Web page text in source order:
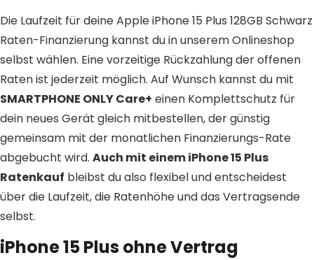
Die Laufzeit für deine Apple iPhone 15 Plus 128GB Schwarz
Raten-Finanzierung kannst du in unserem Onlineshop
selbst wählen. Eine vorzeitige Rückzahlung der offenen
Raten ist jederzeit möglich. Auf Wunsch kannst du mit
SMARTPHONE ONLY Care+ einen Komplettschutz für
dein neues Gerät gleich mitbestellen, der günstig
gemeinsam mit der monatlichen Finanzierungs-Rate
abgebucht wird. Auch mit einem iPhone 15 Plus
Ratenkauf bleibst du also flexibel und entscheidest
über die Laufzeit, die Ratenhöhe und das Vertragsende
selbst.
iPhone 15 Plus ohne Vertrag